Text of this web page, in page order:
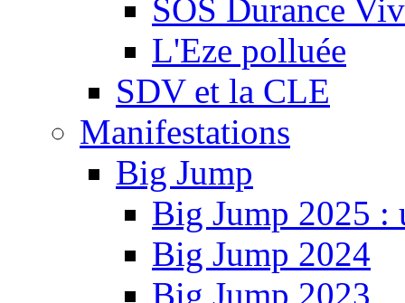
SOS Durance
L'Eze polluée
SDV et la CLE
Manifestations
Big Jump
Big Jump 2025 :
Big Jump 2024
Big Jump 2023